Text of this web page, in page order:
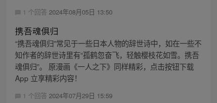
1 个回答 2024年08月05日 13:50
携吾魂俱归
“携吾魂俱归”常见于一些日本人物的辞世诗中，如在一些不
知作者的辞世诗里有“孤鹤忽奋飞，轻触樱枝花如雪。携吾
魂俱归”。 原漫画《一人之下》同样精彩，点击按钮下载
App 立享精彩内容！
1 个回答 2024年07月29日 15:59